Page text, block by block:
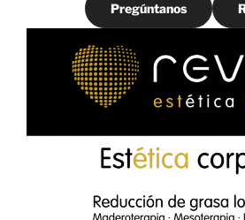
Pregúntanos